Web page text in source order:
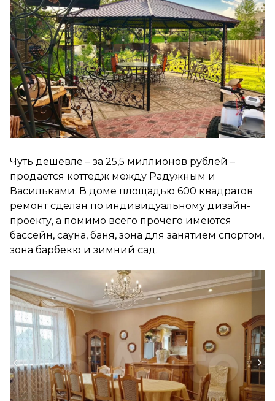
Чуть дешевле – за 25,5 миллионов рублей –
продается коттедж между Радужным и
Васильками. В доме площадью 600 квадратов
ремонт сделан по индивидуальному дизайн-
проекту, а помимо всего прочего имеются
бассейн, сауна, баня, зона для занятием спортом,
зона барбекю и зимний сад.